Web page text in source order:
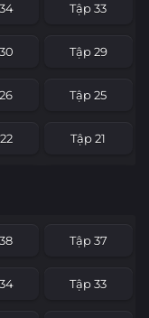
Tập 33
Tập 29
Tập 25
Tập 21
Tập 37
Tập 33